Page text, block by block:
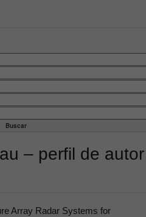
– perfil de autor
Array Radar Systems for